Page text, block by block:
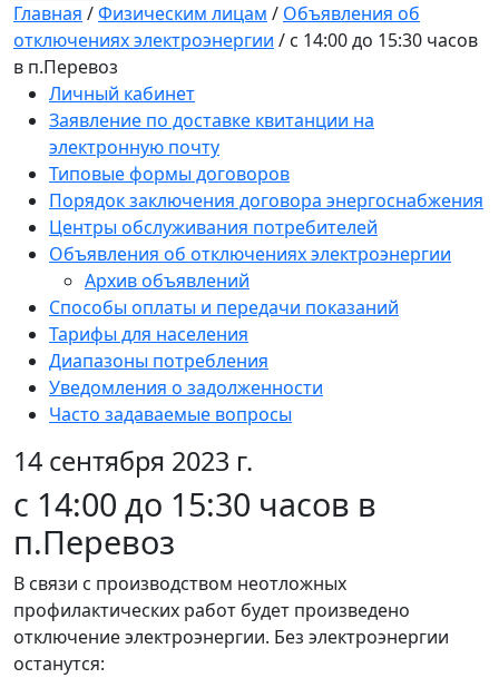
Главная /Физическим лицам / Объявления об
отключениях электроэнергии / с 14:00 до 15:30 часов
в п.Перевоз
Личный кабинет
Заявление по доставке квитанции на
электронную почту
Типовые формы договоров
Порядок заключения договора энергоснабжения
Центры обслуживания потребителей
Объявления об отключениях электроэнергии
Архив объявлений
Способы оплаты и передачи показаний
Тарифы для населения
Диапазоны потребления
Уведомления о задолженности
Часто задаваемые вопросы
14 сентября 2023 г.
с 14:00 до 15:30 часов в
п.Перевоз
В связи с производством неотложных
профилактических работ будет произведено
отключение электроэнергии. Без электроэнергии
останутся: